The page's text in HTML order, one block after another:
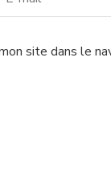
site dans le